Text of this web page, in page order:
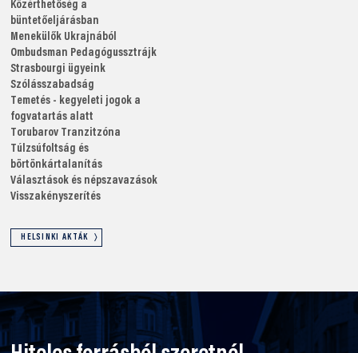
Közérthetőség a
büntetőeljárásban
Menekülők Ukrajnából
Ombudsman Pedagógussztrájk
Strasbourgi ügyeink
Szólásszabadság
Temetés - kegyeleti jogok a
fogvatartás alatt
Torubarov Tranzitzóna
Túlzsúfoltság és
börtönkártalanítás
Választások és népszavazások
Visszakényszerítés
HELSINKI AKTÁK